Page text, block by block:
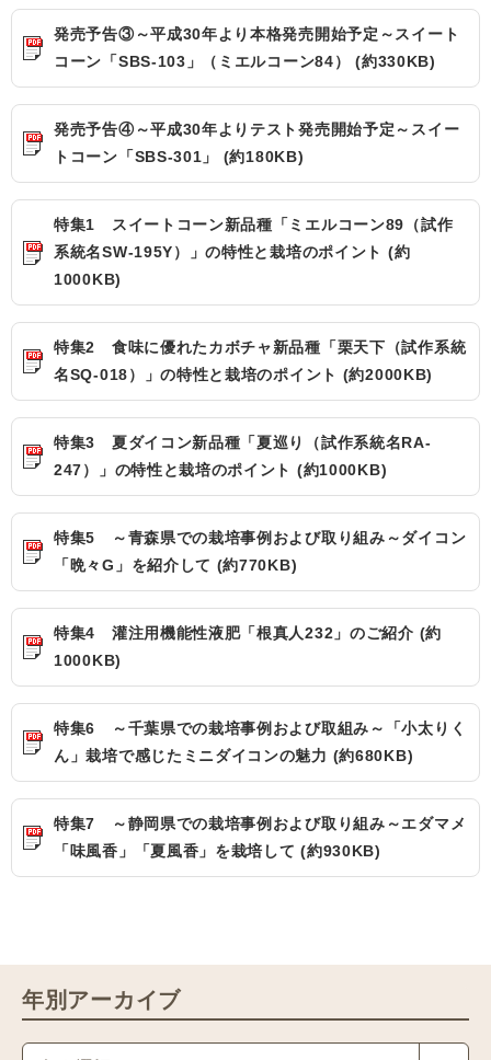
発売予告③～平成30年より本格発売開始予定～スイート
コーン「SBS-103」（ミエルコーン84） (約330KB)
発売予告④～平成30年よりテスト発売開始予定～スイー
トコーン「SBS-301」 (約180KB)
特集1 スイートコーン新品種「ミエルコーン89（試作
系統名SW-195Y）」の特性と栽培のポイント (約
1000KB)
特集2 食味に優れたカボチャ新品種「栗天下（試作系統
名SQ-018）」の特性と栽培のポイント (約2000KB)
特集3 夏ダイコン新品種「夏巡り（試作系統名RA-
247）」の特性と栽培のポイント (約1000KB)
特集5 ～青森県での栽培事例および取り組み～ダイコン
「晩々G」を紹介して (約770KB)
特集4 灌注用機能性液肥「根真人232」のご紹介 (約
1000KB)
特集6 ～千葉県での栽培事例および取組み～「小太りく
ん」栽培で感じたミニダイコンの魅力 (約680KB)
特集7 ～静岡県での栽培事例および取り組み～エダマメ
「味風香」「夏風香」を栽培して (約930KB)
年別アーカイブ